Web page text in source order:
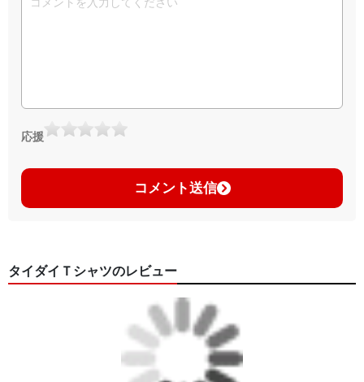
応援
コメント送信
タイダイＴシャツのレビュー